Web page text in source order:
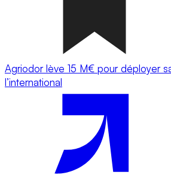
Agriodor lève 15 M€ pour déployer
l’international